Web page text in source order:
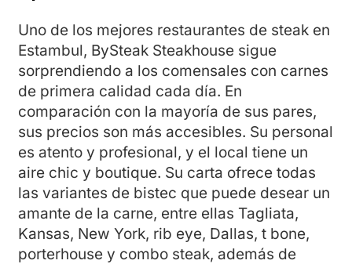
Uno de los mejores restaurantes de steak en
Estambul, BySteak Steakhouse sigue
sorprendiendo a los comensales con carnes
de primera calidad cada día. En
comparación con la mayoría de sus pares,
sus precios son más accesibles. Su personal
es atento y profesional, y el local tiene un
aire chic y boutique. Su carta ofrece todas
las variantes de bistec que puede desear un
amante de la carne, entre ellas Tagliata,
Kansas, New York, rib eye, Dallas, t bone,
porterhouse y combo steak, además de